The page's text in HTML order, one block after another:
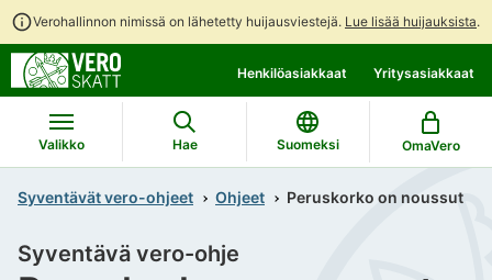
Verohallinnon nimissä on lähetetty huijausviestejä. Lue lisää huijauksista.
suoraan
sisältöön
koko
sivuston
hakuun
Henkilöasiakkaat Yritysasiakkaat
Valikko Hae Suomeksi OmaVero
Syventävät vero-ohjeet Ohjeet Peruskorko on noussut
Syventävä vero-ohje